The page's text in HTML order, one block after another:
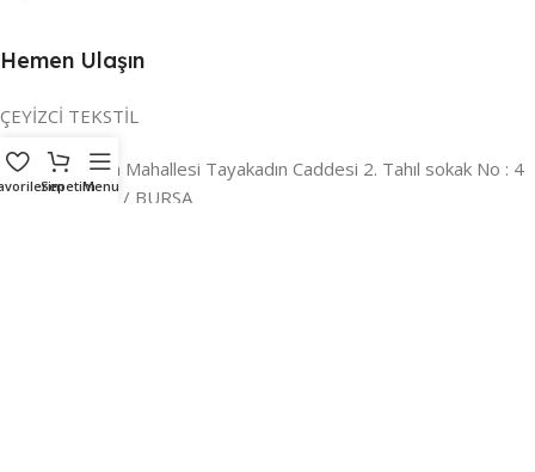
Hemen Ulaşın
ÇEYİZCİ TEKSTİL
Adres:Reyhan Mahallesi Tayakadın Caddesi 2. Tahıl sokak No : 4
/ a Osmangazi / BURSA
SepetimMenu